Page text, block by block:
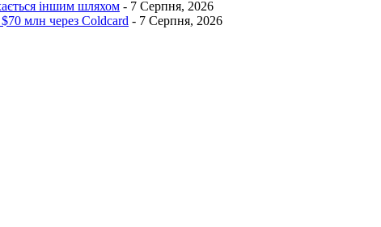
іншим шляхом - 7 Серпня, 2026
млн через Coldcard - 7 Серпня, 2026